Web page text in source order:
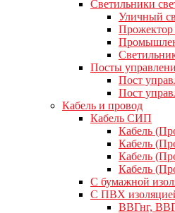
Светильники
Уличный
Прожектор
Посты
Пост
Пост
Кабель и провод
Кабель СИП
Кабель
Кабель
Кабель
Кабель
С бумажной
С ПВХ
ВВГнг,